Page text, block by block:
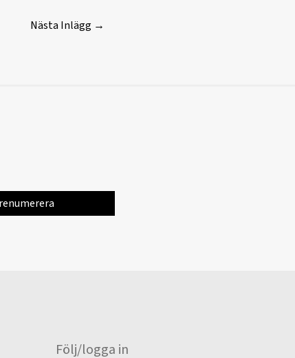
Nästa Inlägg →
Följ/logga in